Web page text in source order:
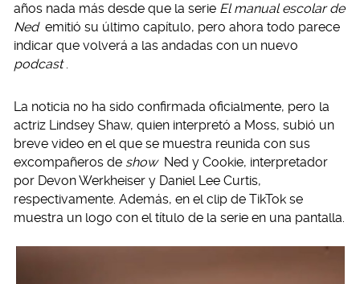
años nada más desde que la serie El manual escolar de
Ned emitió su último capítulo, pero ahora todo parece
indicar que volverá a las andadas con un nuevo
podcast .
La noticia no ha sido confirmada oficialmente, pero la
actriz Lindsey Shaw, quien interpretó a Moss, subió un
breve video en el que se muestra reunida con sus
excompañeros de show Ned y Cookie, interpretador
por Devon Werkheiser y Daniel Lee Curtis,
respectivamente. Además, en el clip de TikTok se
muestra un logo con el título de la serie en una pantalla.